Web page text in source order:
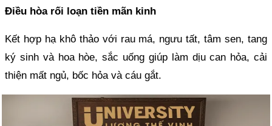
Điều hòa rối loạn tiền mãn kinh
Kết hợp hạ khô thảo với rau má, ngưu tất, tâm sen, tang
ký sinh và hoa hòe, sắc uống giúp làm dịu can hỏa, cải
thiện mất ngủ, bốc hỏa và cáu gắt.